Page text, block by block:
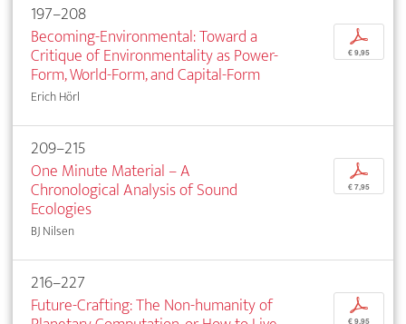
197–208
Becoming-Environmental: Toward a
Critique of Environmentality as Power-
Form, World-Form, and Capital-Form
Erich Hörl
p
€ 9,95
209–215
One Minute Material – A
Chronological Analysis of Sound
Ecologies
BJ Nilsen
p
€ 7,95
216–227
Future-Crafting: The Non-humanity of
p
€ 9,95